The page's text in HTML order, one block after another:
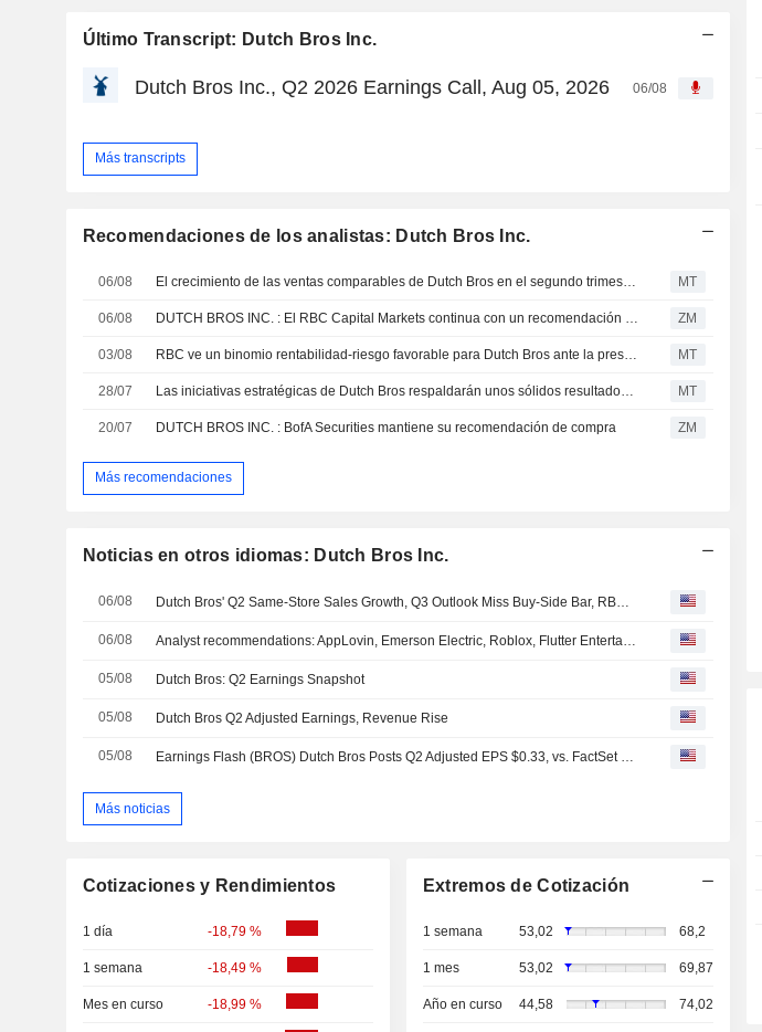
Último Transcript: Dutch Bros Inc.
Dutch Bros Inc., Q2 2026 Earnings Call, Aug 05, 2026 06/08
Más transcripts
Recomendaciones de los analistas: Dutch Bros Inc.
06/08 MT
06/08 ZM
03/08 MT
28/07 MT
20/07 DUTCH BROS INC. : BofA Securities mantiene su recomendación de compra ZM
Más recomendaciones
Noticias en otros idiomas: Dutch Bros Inc.
06/08 Dutch Bros' Q2 Same-Store Sales Growth, Q3 Outlook Miss Buy-Side Bar, RBC Capital Markets Says
06/08 Analyst recommendations: AppLovin, Emerson Electric, Roblox, Flutter Entertainment, HubSpot...
05/08 Dutch Bros: Q2 Earnings Snapshot
05/08 Dutch Bros Q2 Adjusted Earnings, Revenue Rise
05/08 Earnings Flash (BROS) Dutch Bros Posts Q2 Adjusted EPS $0.33, vs. FactSet Est of $0.29
Más noticias
Cotizaciones y Rendimientos
1 día -18,79 %
1 semana -18,49 %
Mes en curso -18,99 %
Extremos de Cotización
1 semana 53,02 68,2
1 mes 53,02 69,87
Año en curso 44,58 74,02